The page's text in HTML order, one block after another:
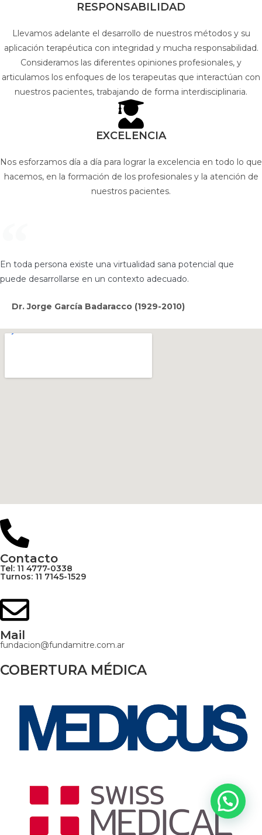
RESPONSABILIDAD
Llevamos adelante el desarrollo de nuestros métodos y su
aplicación terapéutica con integridad y mucha responsabilidad.
Consideramos las diferentes opiniones profesionales, y
articulamos los enfoques de los terapeutas que interactúan con
nuestros pacientes, trabajando de forma interdisciplinaria.
EXCELENCIA
Nos esforzamos día a día para lograr la excelencia en todo lo que
hacemos, en la formación de los profesionales y la atención de
nuestros pacientes.
En toda persona existe una virtualidad sana potencial que
puede desarrollarse en un contexto adecuado.
Dr. Jorge García Badaracco (1929-2010)
Contacto
Tel: 11 4777-0338
Turnos: 11 7145-1529
Mail
fundacion@fundamitre.com.ar
COBERTURA MÉDICA